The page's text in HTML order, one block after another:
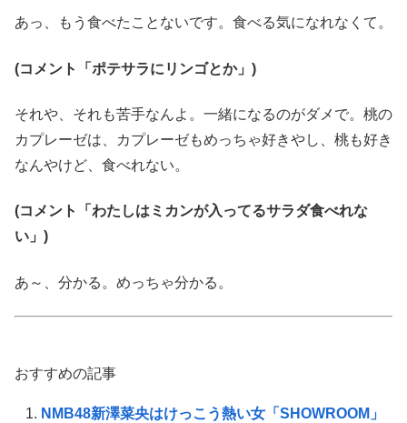
あっ、もう食べたことないです。食べる気になれなくて。
(コメント「ポテサラにリンゴとか」)
それや、それも苦手なんよ。一緒になるのがダメで。桃の
カプレーゼは、カプレーゼもめっちゃ好きやし、桃も好き
なんやけど、食べれない。
(コメント「わたしはミカンが入ってるサラダ食べれな
い」)
あ～、分かる。めっちゃ分かる。
おすすめの記事
NMB48新澤菜央はけっこう熱い女「SHOWROOM」